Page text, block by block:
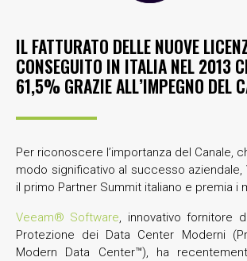
IL FATTURATO DELLE NUOVE
CONSEGUITO IN ITALIA NEL 2013
61,5% GRAZIE ALL’IMPEGNO DEL
Per riconoscere l’importanza del Canale,
modo significativo al successo aziendale,
il primo Partner Summit italiano e premia i
Veeam® Software, innovativo fornitore
Protezione dei Data Center Moderni
Modern Data Center™), ha